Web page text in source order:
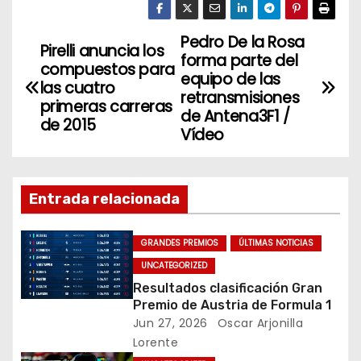
er e
b
o
o
e
dI
n
N
a
g
a
c
i
n
Pedro De la Rosa
forma parte del
equipo de las
retransmisiones
de Antena3F1 /
Vídeo
Pirelli anuncia los
compuestos para
las cuatro
primeras carreras
de 2015
Entrada relacionada
GRANDES PREMIOS
ÚLTIMAS NOTICIAS
UNCATEGORIZED
Resultados clasificación Gran
Premio de Austria de Formula 1
Jun 27, 2026
Oscar Arjonilla
Lorente